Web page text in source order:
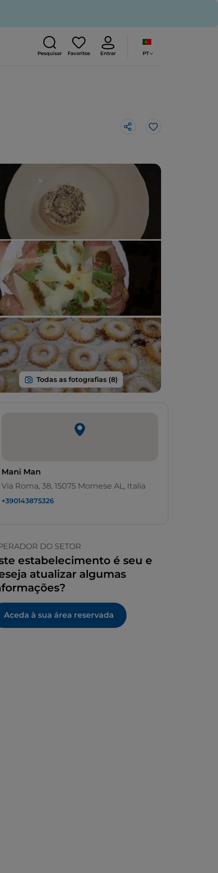
Pesquisar Favoritos Entrar PT
Gosto
Mani Man
Via Roma, 38, 15075 Mornese AL, Italia
+390143875326
DO SETOR
estabelecimento é seu e
atualizar algumas
Aceda à sua área reservada